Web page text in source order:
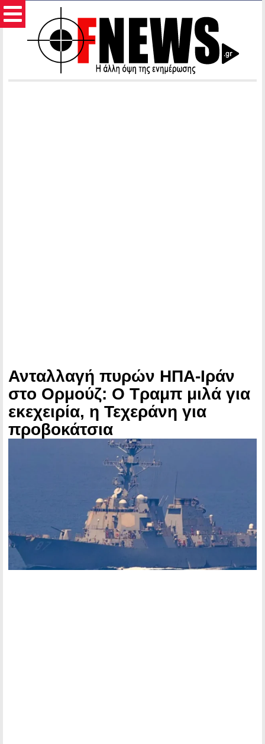
Ανταλλαγή πυρών ΗΠΑ-Ιράν
στο Ορμούζ: Ο Τραμπ μιλά για
εκεχειρία, η Τεχεράνη για
προβοκάτσια